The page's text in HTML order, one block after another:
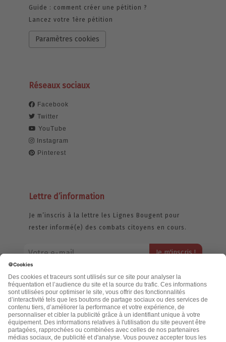
Guide : comment créer une pétition ?
Lancez votre 1ère pétition
Paramètres cookies
Réseaux sociaux
Facebook
Twitter
YouTube
Instagram
Pinterest
Lettre d’information
Je m’inscris à la lettre les Lignes Bougent pour
rester informé(e) des combats citoyens en cours.
jamais échangée. Pour consulter notre politique de confidentialité,
cliquez ici.
Accueil
Politique de confidentialité